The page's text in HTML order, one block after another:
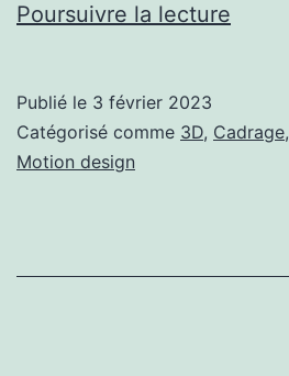
Poursuivre la lecture
Publié le 3 février 2023
Catégorisé comme 3D, Cadrage,
Motion design